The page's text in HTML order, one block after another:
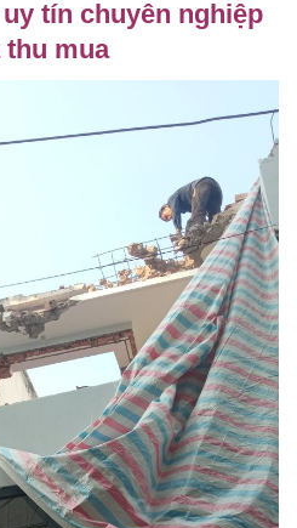
tín chuyên nghiệp
thu mua